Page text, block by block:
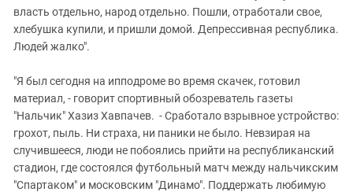
власть отдельно, народ отдельно. Пошли, отработали свое,
хлебушка купили, и пришли домой. Депрессивная республика.
Людей жалко".
"Я был сегодня на ипподроме во время скачек, готовил
материал, - говорит спортивный обозреватель газеты
"Нальчик" Хазиз Хавпачев. - Сработало взрывное устройство:
грохот, пыль. Ни страха, ни паники не было. Невзирая на
случившееся, люди не побоялись прийти на республиканский
стадион, где состоялся футбольный матч между нальчикским
"Спартаком" и московским "Динамо". Поддержать любимую